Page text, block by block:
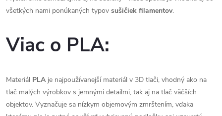
všetkých nami ponúkaných typov sušičiek filamentov.
Viac o PLA:
Materiál PLAje najpoužívanejší materiál v 3D tlači, vhodný ako na
tlač malých výrobkov s jemnými detailmi, tak aj na tlač väčších
objektov. Vyznačuje sa nízkym objemovým zmrštením, vďaka